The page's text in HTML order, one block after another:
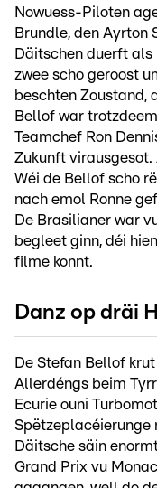
Nowuess-Piloten
Brundle, den Ayrton
Däitschen duerft als
zwee scho geroost
beschten Zoustand,
Bellof war
Teamchef Ron
Zukunft virausgesot.
Wéi de Bellof scho
nach emol Ronne
De Brasilianer war
begleet ginn, déi
filme konnt.
Danz op dräi
De Stefan Bellof
Allerdéngs beim
Ecurie ouni
Spëtzeplacéierunge
Däitsche säin
Grand Prix vu